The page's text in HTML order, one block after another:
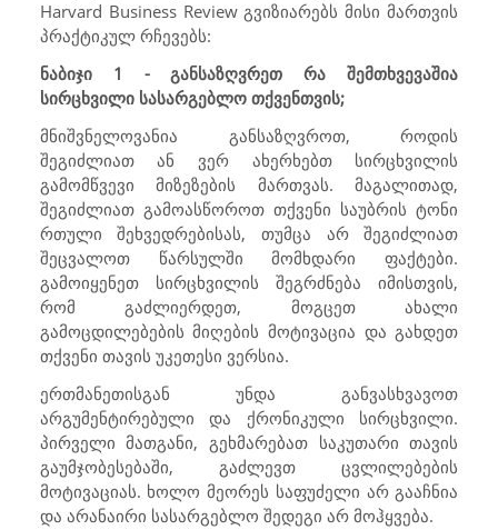
Harvard Business Review გვიზიარებს მისი მართვის
პრაქტიკულ რჩევებს:
ნაბიჯი 1 - განსაზღვრეთ რა შემთხვევაშია
სირცხვილი სასარგებლო თქვენთვის;
მნიშვნელოვანია განსაზღვროთ, როდის
შეგიძლიათ ან ვერ ახერხებთ სირცხვილის
გამომწვევი მიზეზების მართვას. მაგალითად,
შეგიძლიათ გამოასწოროთ თქვენი საუბრის ტონი
რთული შეხვედრებისას, თუმცა არ შეგიძლიათ
შეცვალოთ წარსულში მომხდარი ფაქტები.
გამოიყენეთ სირცხვილის შეგრძნება იმისთვის,
რომ გაძლიერდეთ, მოგცეთ ახალი
გამოცდილებების მიღების მოტივაცია და გახდეთ
თქვენი თავის უკეთესი ვერსია.
ერთმანეთისგან უნდა განვასხვავოთ
არგუმენტირებული და ქრონიკული სირცხვილი.
პირველი მათგანი, გეხმარებათ საკუთარი თავის
გაუმჯობესებაში, გაძლევთ ცვლილებების
მოტივაციას. ხოლო მეორეს საფუძელი არ გააჩნია
და არანაირი სასარგებლო შედეგი არ მოჰყვება.